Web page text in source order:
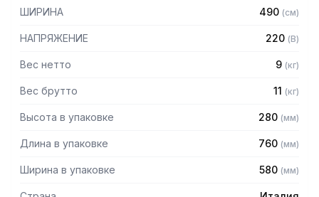
более быстрый нагрев
– Самобалансирующиеся регулируемая верхние
– Электромеханическая система управления
– Термостат до +300C
– Ящик для сбора жира
ШИРИНА 490 (см)
НАПРЯЖЕНИЕ 220 (В)
Вес нетто 9 (кг)
Вес брутто 11 (кг)
Высота в упаковке 280 (мм)
Длина в упаковке 760 (мм)
Ширина в упаковке 580 (мм)